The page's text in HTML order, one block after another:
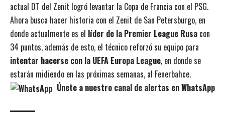
actual DT del Zenit logró levantar la Copa de Francia con el PSG.
Ahora busca hacer historia con el Zenit de San Petersburgo, en
donde actualmente es el líder de la Premier League Rusa con
34 puntos, además de esto, el técnico reforzó su equipo para
intentar hacerse con la UEFA Europa League, en donde se
estarán midiendo en las próximas semanas, al Fenerbahce.
Únete a nuestro canal de alertas en WhatsApp